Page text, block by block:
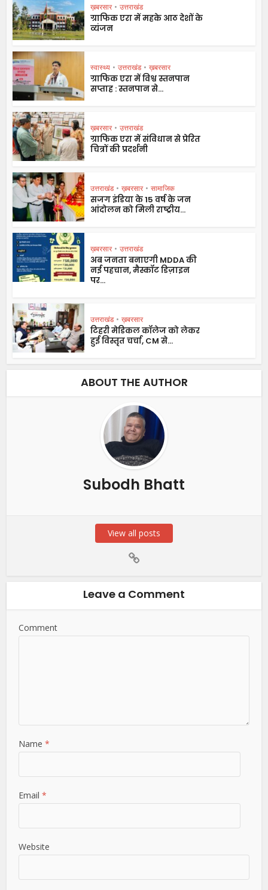
ख़बरसार • उत्तराखंड
ग्राफिक एरा में महके आठ देशों के
व्यंजन
स्वास्थ्य • उत्तराखंड • ख़बरसार
ग्राफिक एरा में विश्व स्तनपान
सप्ताह : स्तनपान से...
ख़बरसार • उत्तराखंड
ग्राफिक एरा में संविधान से प्रेरित
चित्रों की प्रदर्शनी
उत्तराखंड • ख़बरसार • सामाजिक
सजग इंडिया के 15 वर्ष के जन
आंदोलन को मिली राष्ट्रीय...
ख़बरसार • उत्तराखंड
अब जनता बनाएगी MDDA की
नई पहचान, मैस्कॉट डिज़ाइन
पर...
उत्तराखंड • ख़बरसार
टिहरी मेडिकल कॉलेज को लेकर
हुई विस्तृत चर्चा, CM से...
ABOUT THE AUTHOR
Subodh Bhatt
View all posts
Leave a Comment
Comment
Name*
Email*
Website